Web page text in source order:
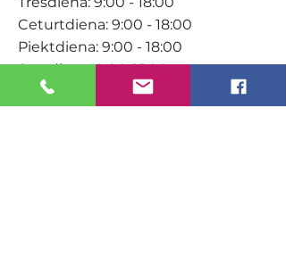
Ceturtdiena: 9:00 - 18:00
Piektdiena: 9:00 - 18:00
Sestdiena: 9:00-15:00